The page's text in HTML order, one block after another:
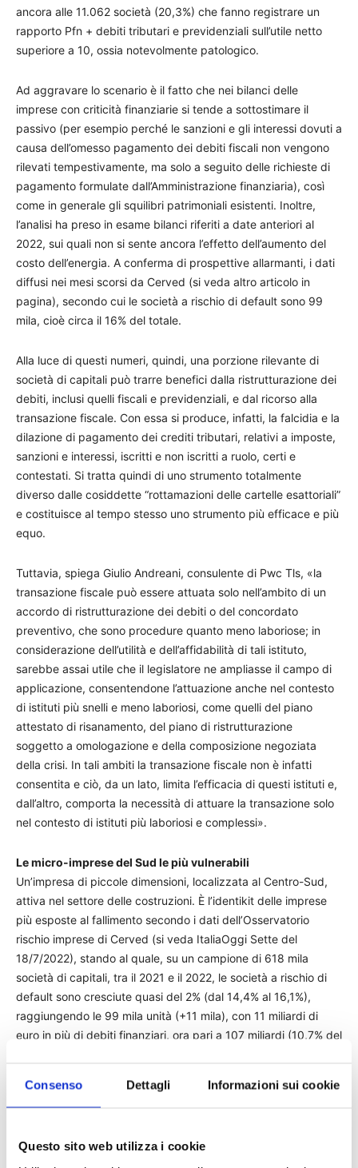
Consenso Dettagli Informazioni sui cookie
Questo sito web utilizza i cookie
ancora alle 11.062 società (20,3%) che fanno registrare un
rapporto Pfn + debiti tributari e previdenziali sull’utile netto
superiore a 10, ossia notevolmente patologico.
Ad aggravare lo scenario è il fatto che nei bilanci delle
imprese con criticità finanziarie si tende a sottostimare il
passivo (per esempio perché le sanzioni e gli interessi dovuti a
causa dell’omesso pagamento dei debiti fiscali non vengono
rilevati tempestivamente, ma solo a seguito delle richieste di
pagamento formulate dall’Amministrazione finanziaria), così
come in generale gli squilibri patrimoniali esistenti. Inoltre,
l’analisi ha preso in esame bilanci riferiti a date anteriori al
2022, sui quali non si sente ancora l’effetto dell’aumento del
costo dell’energia. A conferma di prospettive allarmanti, i dati
diffusi nei mesi scorsi da Cerved (si veda altro articolo in
pagina), secondo cui le società a rischio di default sono 99
mila, cioè circa il 16% del totale.
Alla luce di questi numeri, quindi, una porzione rilevante di
società di capitali può trarre benefici dalla ristrutturazione dei
debiti, inclusi quelli fiscali e previdenziali, e dal ricorso alla
transazione fiscale. Con essa si produce, infatti, la falcidia e la
dilazione di pagamento dei crediti tributari, relativi a imposte,
sanzioni e interessi, iscritti e non iscritti a ruolo, certi e
contestati. Si tratta quindi di uno strumento totalmente
diverso dalle cosiddette “rottamazioni delle cartelle esattoriali”
e costituisce al tempo stesso uno strumento più efficace e più
equo.
Tuttavia, spiega Giulio Andreani, consulente di Pwc Tls, «la
transazione fiscale può essere attuata solo nell’ambito di un
accordo di ristrutturazione dei debiti o del concordato
preventivo, che sono procedure quanto meno laboriose; in
considerazione dell’utilità e dell’affidabilità di tali istituto,
sarebbe assai utile che il legislatore ne ampliasse il campo di
applicazione, consentendone l’attuazione anche nel contesto
di istituti più snelli e meno laboriosi, come quelli del piano
attestato di risanamento, del piano di ristrutturazione
soggetto a omologazione e della composizione negoziata
della crisi. In tali ambiti la transazione fiscale non è infatti
consentita e ciò, da un lato, limita l’efficacia di questi istituti e,
dall’altro, comporta la necessità di attuare la transazione solo
nel contesto di istituti più laboriosi e complessi».
Le micro-imprese del Sud le più vulnerabili
Un’impresa di piccole dimensioni, localizzata al Centro-Sud,
attiva nel settore delle costruzioni. È l’identikit delle imprese
più esposte al fallimento secondo i dati dell’Osservatorio
rischio imprese di Cerved (si veda ItaliaOggi Sette del
18/7/2022), stando al quale, su un campione di 618 mila
società di capitali, tra il 2021 e il 2022, le società a rischio di
default sono cresciute quasi del 2% (dal 14,4% al 16,1%),
raggiungendo le 99 mila unità (+11 mila), con 11 miliardi di
euro in più di debiti finanziari, ora pari a 107 miliardi (10,7% del
29,3% (181 mila) al 32,6% (201 mila), i debiti finanziari
crescono di altri 195,8 miliardi (+28 miliardi), pari al 19,5% del